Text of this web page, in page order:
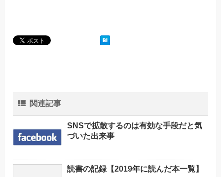
関連記事
SNSで拡散するのは有効な手段だと気
づいた出来事
読書の記録【2019年に読んだ本一覧】